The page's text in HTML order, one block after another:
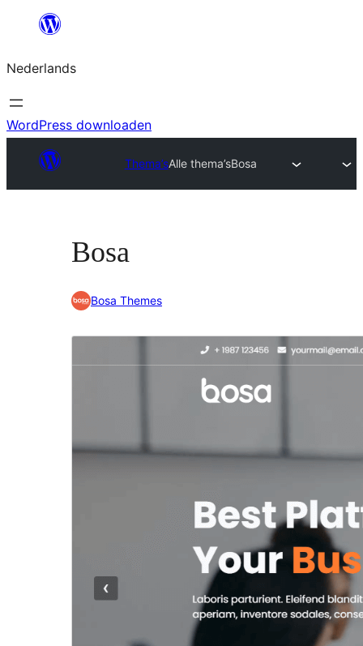
de
inhoud
Nederlands
WordPress downloaden
Thema’sAlle thema’sBosa
Bosa
Bosa Themes